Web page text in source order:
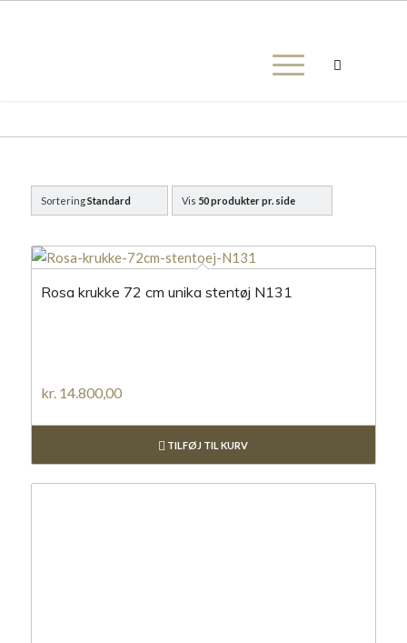
SorteringStandard Vis 50 produkter pr. side
Rosa krukke 72 cm unika stentøj N131
kr.14.800,00
TILFØJ TIL KURV